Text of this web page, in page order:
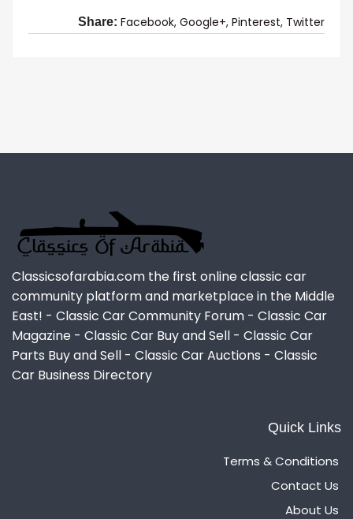
Share: Facebook, Google+, Pinterest, Twitter
Classicsofarabia.com the first online classic car
community platform and marketplace in the Middle
East! - Classic Car Community Forum - Classic Car
Magazine - Classic Car Buy and Sell - Classic Car
Parts Buy and Sell - Classic Car Auctions - Classic
Car Business Directory
Quick Links
Terms & Conditions
Contact Us
About Us